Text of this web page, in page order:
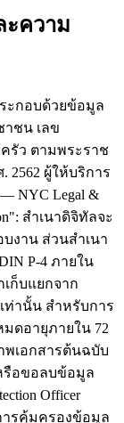
ความ
ะกอบด้วยข้อมูล
าชน เลข
รัว ตามพระราช
ผู้ให้บริการ
NYC Legal &
สำเนาดิจิทัลจะ
งาน ส่วนสำเนา
P-4 ภายใน
เก็บแยกจาก
ท่านั้น สำหรับการ
ดอายุภายใน 72
เอกสารต้นฉบับ
หรือขอลบข้อมูล
Officer
ารคุ้มครองข้อมูล